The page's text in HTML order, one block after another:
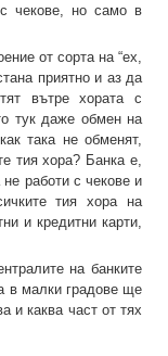
чекове, но само в
от сорта на “ех,
приятно и аз да
вътре хората с
тук даже обмен на
така не обменят,
тия хора? Банка е,
работи с чекове и
тия хора на
и кредитни карти,
на банките
в малки градове ще
и каква част от тях